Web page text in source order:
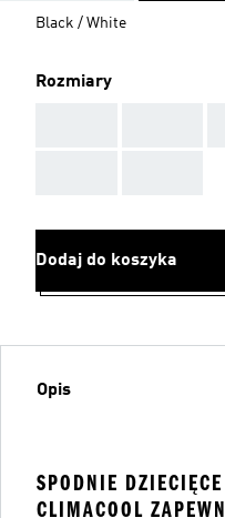
Black / White
Rozmiary
Dodaj do koszyka
Opis
SPODNIE
CLIMACOOL